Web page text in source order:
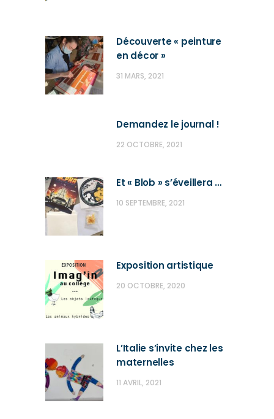
Découverte « peinture
en décor »
31 MARS, 2021
Demandez le journal !
22 OCTOBRE, 2021
Et « Blob » s’éveillera …
10 SEPTEMBRE, 2021
Exposition artistique
20 OCTOBRE, 2020
L’Italie s’invite chez les
maternelles
11 AVRIL, 2021